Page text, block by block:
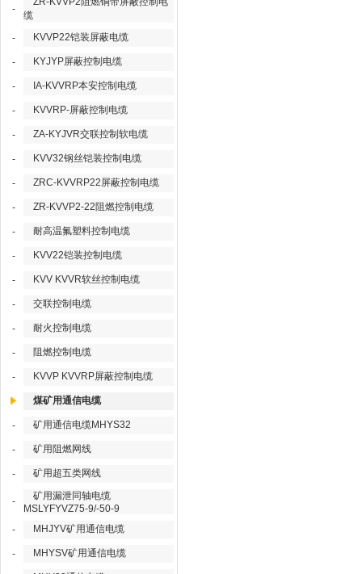
-
缆
-
KVVP22铠装屏蔽电缆
- KYJYP屏蔽控制电缆
- IA-KVVRP本安控制电缆
- KVVRP-屏蔽控制电缆
- ZA-KYJVR交联控制软电缆
- KVV32钢丝铠装控制电缆
- ZRC-KVVRP22屏蔽控制电缆
- ZR-KVVP2-22阻燃控制电缆
- 耐高温氟塑料控制电缆
- KVV22铠装控制电缆
- KVV KVVR软丝控制电缆
- 交联控制电缆
- 耐火控制电缆
- 阻燃控制电缆
- KVVP KVVRP屏蔽控制电缆
煤矿用通信电缆
- 矿用通信电缆MHYS32
- 矿用阻燃网线
- 矿用超五类网线
-
矿用漏泄同轴电缆
MSLYFYVZ75-9/-50-9
-
MHJYV矿用通信电缆
- MHYSV矿用通信电缆